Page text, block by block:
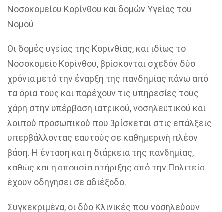
Νοσοκομείου Κορίνθου και δομών Υγείας του
Νομού
Οι δομές υγείας της Κορινθίας, και ιδίως το
Νοσοκομείο Κορίνθου, βρίσκονται σχεδόν δύο
χρόνια μετά την έναρξη της πανδημίας πάνω από
τα όρια τους και παρέχουν τις υπηρεσίες τους
χάρη στην υπέρβαση ιατρικού, νοσηλευτικού και
λοιπού προσωπικού που βρίσκεται στις επάλξεις
υπερβάλλοντας εαυτούς σε καθημερινή πλέον
βάση. H ένταση και η διάρκεια της πανδημίας,
καθώς και η απουσία στήριξης από την Πολιτεία
έχουν οδηγήσει σε αδιέξοδο.
Συγκεκριμένα, οι δύο Κλινικές που νοσηλεύουν